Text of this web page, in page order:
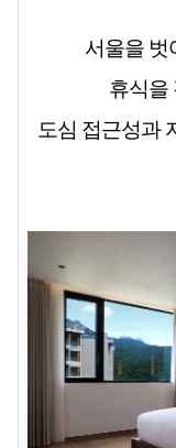
서울을 벗
휴식을
도심 접근성과